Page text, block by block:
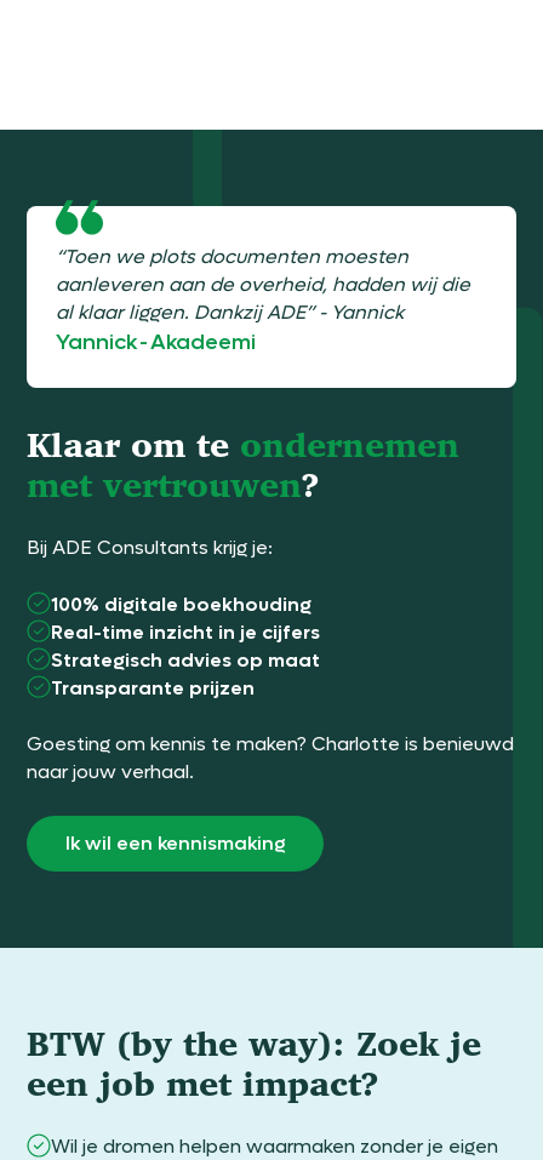
Klaar om te ondernemen
met vertrouwen?
Bij ADE Consultants krijg je:
100% digitale boekhouding
Real-time inzicht in je cijfers
Strategisch advies op maat
Transparante prijzen
Goesting om kennis te maken? Charlotte is benieuwd
naar jouw verhaal.
Ik wil een kennismaking
“Toen we plots documenten moesten
aanleveren aan de overheid, hadden wij die
al klaar liggen. Dankzij ADE” - Yannick
Yannick-Akadeemi
BTW (by the way): Zoek je
een job met impact?
Wil je dromen helpen waarmaken zonder je eigen